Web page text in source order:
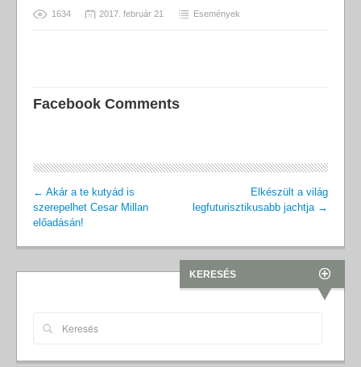
1634 2017. február 21 Események
Facebook Comments
← Akár a te kutyád is
szerepelhet Cesar Millan
előadásán!
Elkészült a világ
legfuturisztikusabb jachtja →
KERESÉS